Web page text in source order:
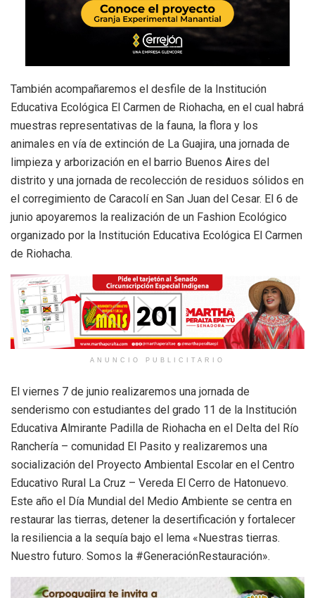
También acompañaremos el desfile de la Institución
Educativa Ecológica El Carmen de Riohacha, en el cual habrá
muestras representativas de la fauna, la flora y los
animales en vía de extinción de La Guajira, una jornada de
limpieza y arborización en el barrio Buenos Aires del
distrito y una jornada de recolección de residuos sólidos en
el corregimiento de Caracolí en San Juan del Cesar. El 6 de
junio apoyaremos la realización de un Fashion Ecológico
organizado por la Institución Educativa Ecológica El Carmen
de Riohacha.
ANUNCIO PUBLICITARIO
El viernes 7 de junio realizaremos una jornada de
senderismo con estudiantes del grado 11 de la Institución
Educativa Almirante Padilla de Riohacha en el Delta del Río
Ranchería – comunidad El Pasito y realizaremos una
socialización del Proyecto Ambiental Escolar en el Centro
Educativo Rural La Cruz – Vereda El Cerro de Hatonuevo.
Este año el Día Mundial del Medio Ambiente se centra en
restaurar las tierras, detener la desertificación y fortalecer
la resiliencia a la sequía bajo el lema «Nuestras tierras.
Nuestro futuro. Somos la #GeneraciónRestauración».